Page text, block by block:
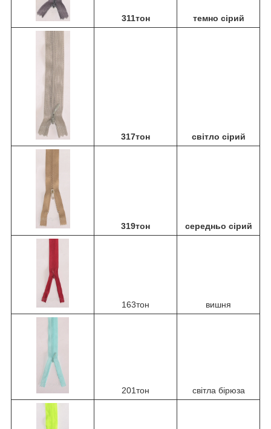
311тон темно сірий
317тон світло сірий
319тон середньо сірий
163тон вишня
201тон світла бірюза